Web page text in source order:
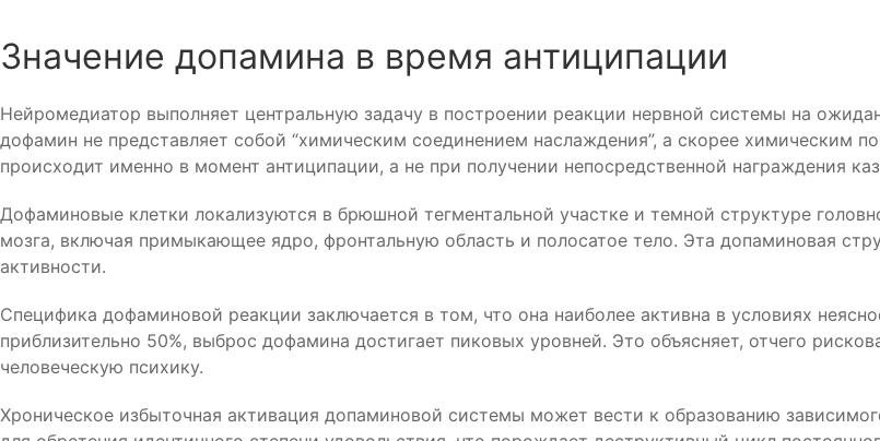
Значение допамина в время антиципации
Нейромедиатор выполняет центральную задачу в построении реакции нервной системы на
дофамин не представляет собой “химическим соединением наслаждения”, а скорее химическим
происходит именно в момент антиципации, а не при получении непосредственной награждения
Дофаминовые клетки локализуются в брюшной тегментальной участке и темной структуре
мозга, включая примыкающее ядро, фронтальную область и полосатое тело. Эта допаминовая
активности.
Специфика дофаминовой реакции заключается в том, что она наиболее активна в условиях
приблизительно 50%, выброс дофамина достигает пиковых уровней. Это объясняет, отчего
человеческую психику.
Хроническое избыточная активация допаминовой системы может вести к образованию